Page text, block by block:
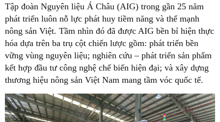
Tập đoàn Nguyên liệu Á Châu (AIG) trong gần 25 năm
phát triển luôn nỗ lực phát huy tiềm năng và thế mạnh
nông sản Việt. Tầm nhìn đó đã được AIG bền bỉ hiện thực
hóa dựa trên ba trụ cột chiến lược gồm: phát triển bền
vững vùng nguyên liệu; nghiên cứu – phát triển sản phẩm
kết hợp đầu tư công nghệ chế biến hiện đại; và xây dựng
thương hiệu nông sản Việt Nam mang tầm vóc quốc tế.